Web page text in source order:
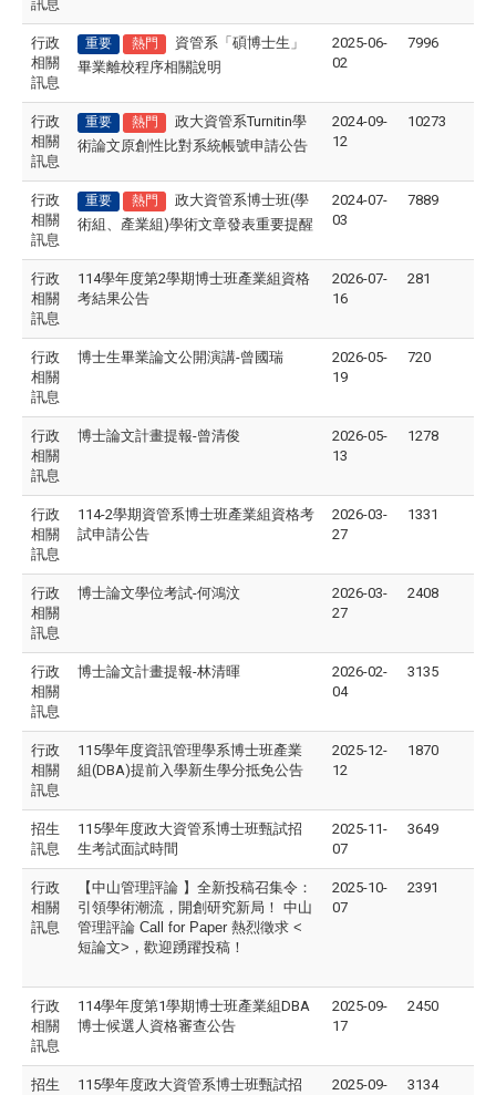
訊息
行政
相關
訊息
重要 熱門
資管系「碩博士生」
畢業離校程序相關說明
2025-06-
02
7996
行政
相關
訊息
重要 熱門
政大資管系Turnitin學
術論文原創性比對系統帳號申請公告
2024-09-
12
10273
行政
相關
訊息
重要 熱門
政大資管系博士班(學
術組、產業組)學術文章發表重要提醒
2024-07-
03
7889
行政
相關
訊息
114學年度第2學期博士班產業組資格
考結果公告
2026-07-
16
281
行政
相關
訊息
博士生畢業論文公開演講-曾國瑞
2026-05-
19
720
行政
相關
訊息
博士論文計畫提報-曾清俊
2026-05-
13
1278
行政
相關
訊息
114-2學期資管系博士班產業組資格考
試申請公告
2026-03-
27
1331
行政
相關
訊息
博士論文學位考試-何鴻汶
2026-03-
27
2408
行政
相關
訊息
博士論文計畫提報-林清暉
2026-02-
04
3135
行政
相關
訊息
115學年度資訊管理學系博士班產業
組(DBA)提前入學新生學分抵免公告
2025-12-
12
1870
招生
訊息
115學年度政大資管系博士班甄試招
生考試面試時間
2025-11-
07
3649
行政
相關
訊息
【中山管理評論 】全新投稿召集令：
引領學術潮流，開創研究新局！ 中山
管理評論 Call for Paper 熱烈徵求 <
短論文> ，歡迎踴躍投稿！
2025-10-
07
2391
行政
相關
訊息
114學年度第1學期博士班產業組DBA
博士候選人資格審查公告
2025-09-
17
2450
招生
115學年度政大資管系博士班甄試招
2025-09-
3134